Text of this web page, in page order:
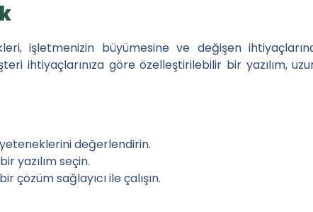
işletmenizin büyümesine ve değişen
ihtiyaçlarınıza göre özelleştirilebilir bir yazılım,
değerlendirin.
yazılım seçin.
sağlayıcı ile çalışın.